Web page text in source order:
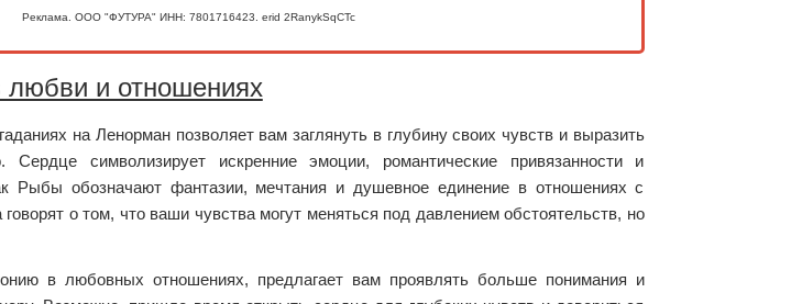
Реклама. ООО "ФУТУРА" ИНН: 7801716423. erid 2RanykSqCTc
любви и отношениях
на Ленорман позволяет вам заглянуть в глубину своих чувств и выразить
Сердце символизирует искренние эмоции, романтические привязанности и
Рыбы обозначают фантазии, мечтания и душевное единение в отношениях с
о том, что ваши чувства могут меняться под давлением обстоятельств, но
в любовных отношениях, предлагает вам проявлять больше понимания и